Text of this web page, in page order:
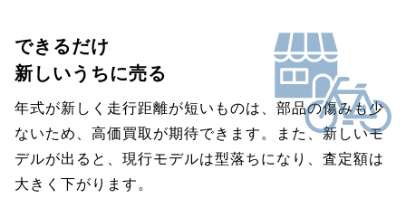
できるだけ
新しいうちに売る
年式が新しく走行距離が短いものは、部品の傷みも少
ないため、高価買取が期待できます。また、新しいモ
デルが出ると、現行モデルは型落ちになり、査定額は
大きく下がります。